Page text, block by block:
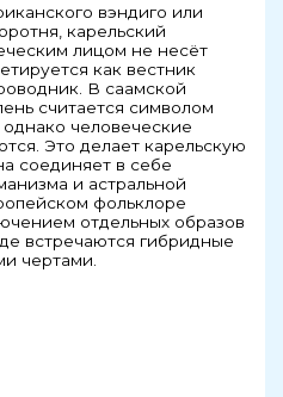
вэндиго или
карельский
лицом не несёт
как вестник
В саамской
считается символом
человеческие
Это делает карельскую
соединяет в себе
и астральной
фольклоре
отдельных образов
встречаются гибридные
чертами.